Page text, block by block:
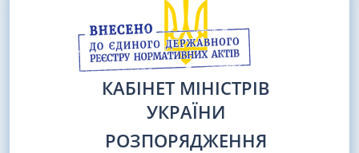
КАБІНЕТ МІНІСТРІВ
УКРАЇНИ
РОЗПОРЯДЖЕННЯ